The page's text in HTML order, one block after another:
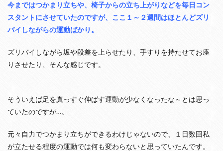
屈
曲
イ
プ
と
イ
プ
く
ち
今まではつかまり立ちや、椅子からの立ち上がりなどを毎日コン
スタントにさせていたのですが、ここ１～２週間はほとんどズリ
バイしながらの運動ばかり。
ズリバイしながら坂や段差を上らせたり、手すりを持たせてお座
りさせたり、そんな感じです。
そういえば足を真っすぐ伸ばす運動が少なくなったな～とは思っ
ていたのですが…。
元々自力でつかまり立ちができるわけじゃないので、１日数回私
が立たせる程度の運動では何も変わらないと思っていたんです。